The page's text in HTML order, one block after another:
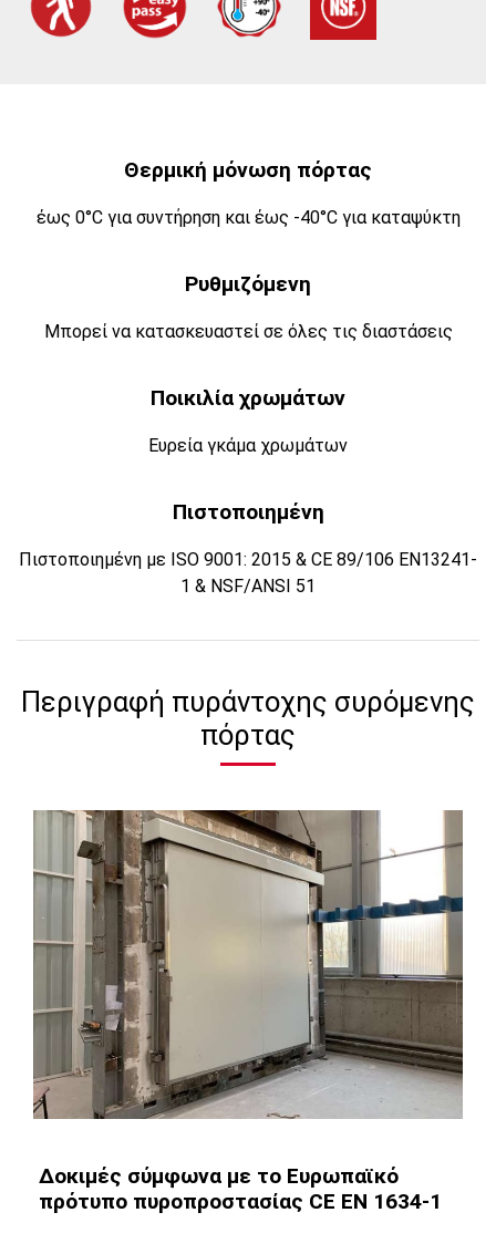
Θερμική μόνωση πόρτας
έως 0°C για συντήρηση και έως -40°C για καταψύκτη
Ρυθμιζόμενη
Μπορεί να κατασκευαστεί σε όλες τις διαστάσεις
Ποικιλία χρωμάτων
Ευρεία γκάμα χρωμάτων
Πιστοποιημένη
Πιστοποιημένη με ISO 9001: 2015 & CE 89/106 EN13241-
1 & NSF/ANSI 51
Περιγραφή πυράντοχης συρόμενης
πόρτας
Δοκιμές σύμφωνα με το Ευρωπαϊκό
πρότυπο πυροπροστασίας CE EN 1634-1